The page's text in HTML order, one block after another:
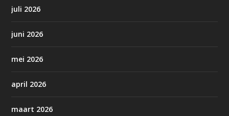
juli 2026
juni 2026
mei 2026
april 2026
maart 2026